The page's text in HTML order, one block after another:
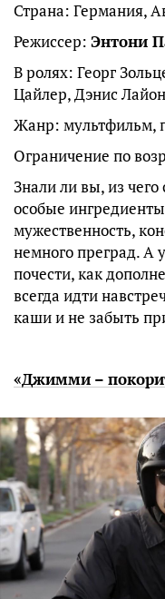
Страна: Германия,
Режиссер: Энтони
В ролях: Георг
Цайлер, Дэнис
Жанр: мультфильм,
Ограничение по
Знали ли вы, из
особые
мужественность,
немного преград. А
почести, как
всегда идти
каши и не забыть
«Джимми –